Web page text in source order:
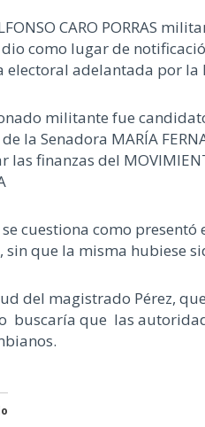
CARO PORRAS
como lugar de
adelantada por la
militante fue
la Senadora MARÍA
las finanzas del
cuestiona como
sin que la misma hubiese
del magistrado Pérez,
buscaría que las